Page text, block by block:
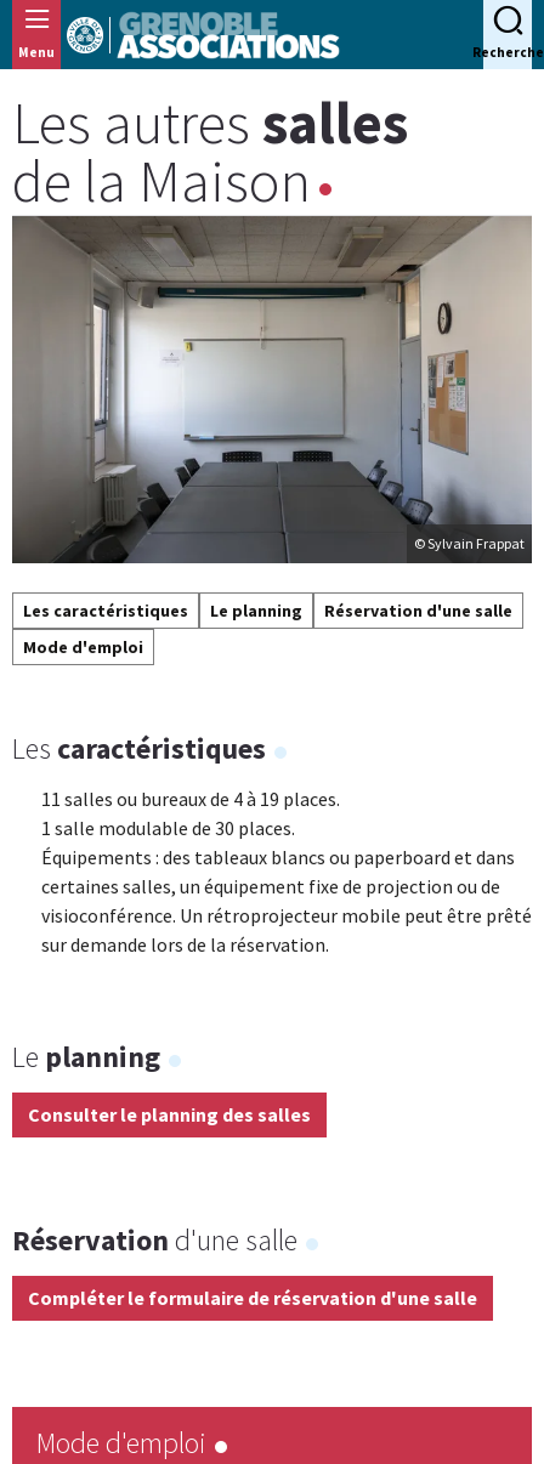
Panneau de gestion des cookies
Menu Recherche
© Sylvain Frappat
Les autres salles
de la Maison
Les caractéristiques Le planning
Réservation d'une salle
Mode d'emploi
Les caractéristiques
11 salles ou bureaux de 4 à 19 places.
1 salle modulable de 30 places.
Équipements : des tableaux blancs ou paperboard et dans
certaines salles, un équipement fixe de projection ou de
visioconférence. Un rétroprojecteur mobile peut être prêté
sur demande lors de la réservation.
Le planning
Consulter le planning des salles
Réservation d'une salle
Compléter le formulaire de réservation d'une salle
Mode d'emploi